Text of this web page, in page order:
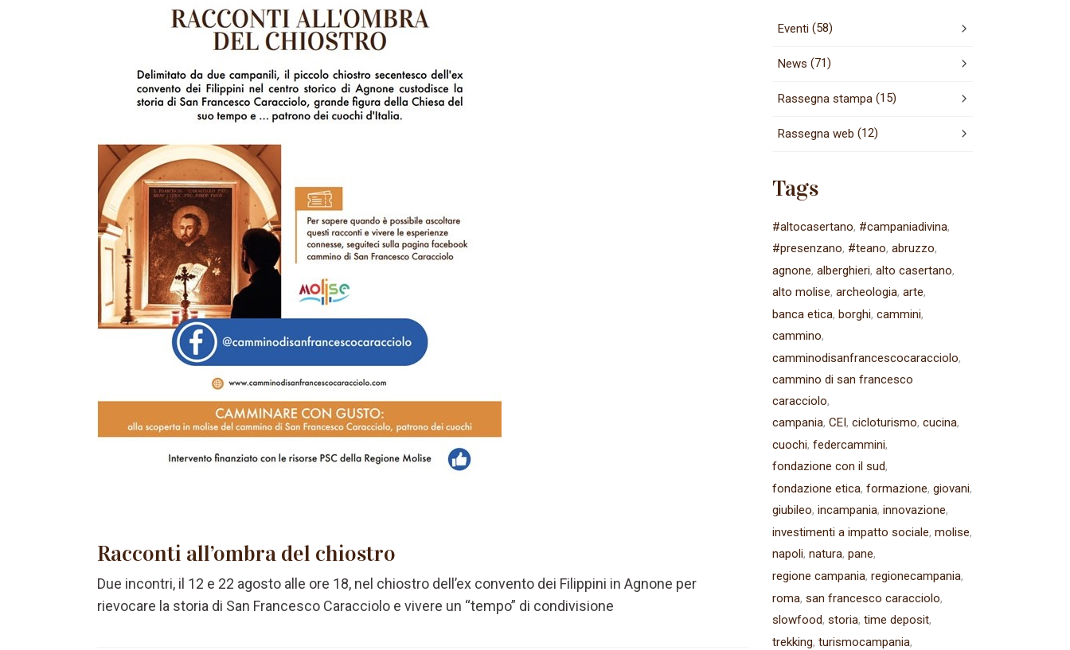
Racconti all’ombra del chiostro
Due incontri, il 12 e 22 agosto alle ore 18, nel chiostro dell’ex convento dei Filippini in Agnone per
rievocare la storia di San Francesco Caracciolo e vivere un “tempo” di condivisione
Eventi (58)
News (71)
Rassegna stampa(15)
Rassegna web (12)
Tags
#altocasertano #campaniadivina
#presenzano #teano abruzzo
agnone alberghieri alto casertano
alto molise archeologia arte
banca etica borghi cammini
cammino
camminodisanfrancescocaracciolo
cammino di san francesco
caracciolo
campania CEI cicloturismo cucina
cuochi federcammini
fondazione con il sud
fondazione etica formazione giovani
giubileo incampania innovazione
investimenti a impatto sociale molise
napoli natura pane
regione campania regionecampania
roma san francesco caracciolo
slowfood storia time deposit
trekking turismocampania